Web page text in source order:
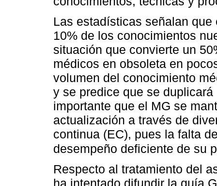
Las estadísticas señalan
10% de los conocimientos
situación que convierte un
médicos en obsoleta en
volumen del conocimiento
y se predice que se
importante que el MG se
actualización a través de
continua (EC), pues la falta
desempeño deficiente de su
Respecto al tratamiento del
ha intentado difundir la guía